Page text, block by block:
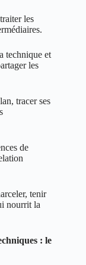
les
technique et
les
tracer ses
de
tenir
nourrit la
: le